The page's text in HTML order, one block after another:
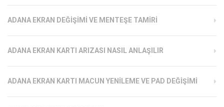
ADANA EKRAN DEĞIŞIMI VE MENTEŞE TAMIRI
ADANA EKRAN KARTI ARIZASI NASIL ANLAŞILIR
ADANA EKRAN KARTI MACUN YENILEME VE PAD DEĞIŞIMI